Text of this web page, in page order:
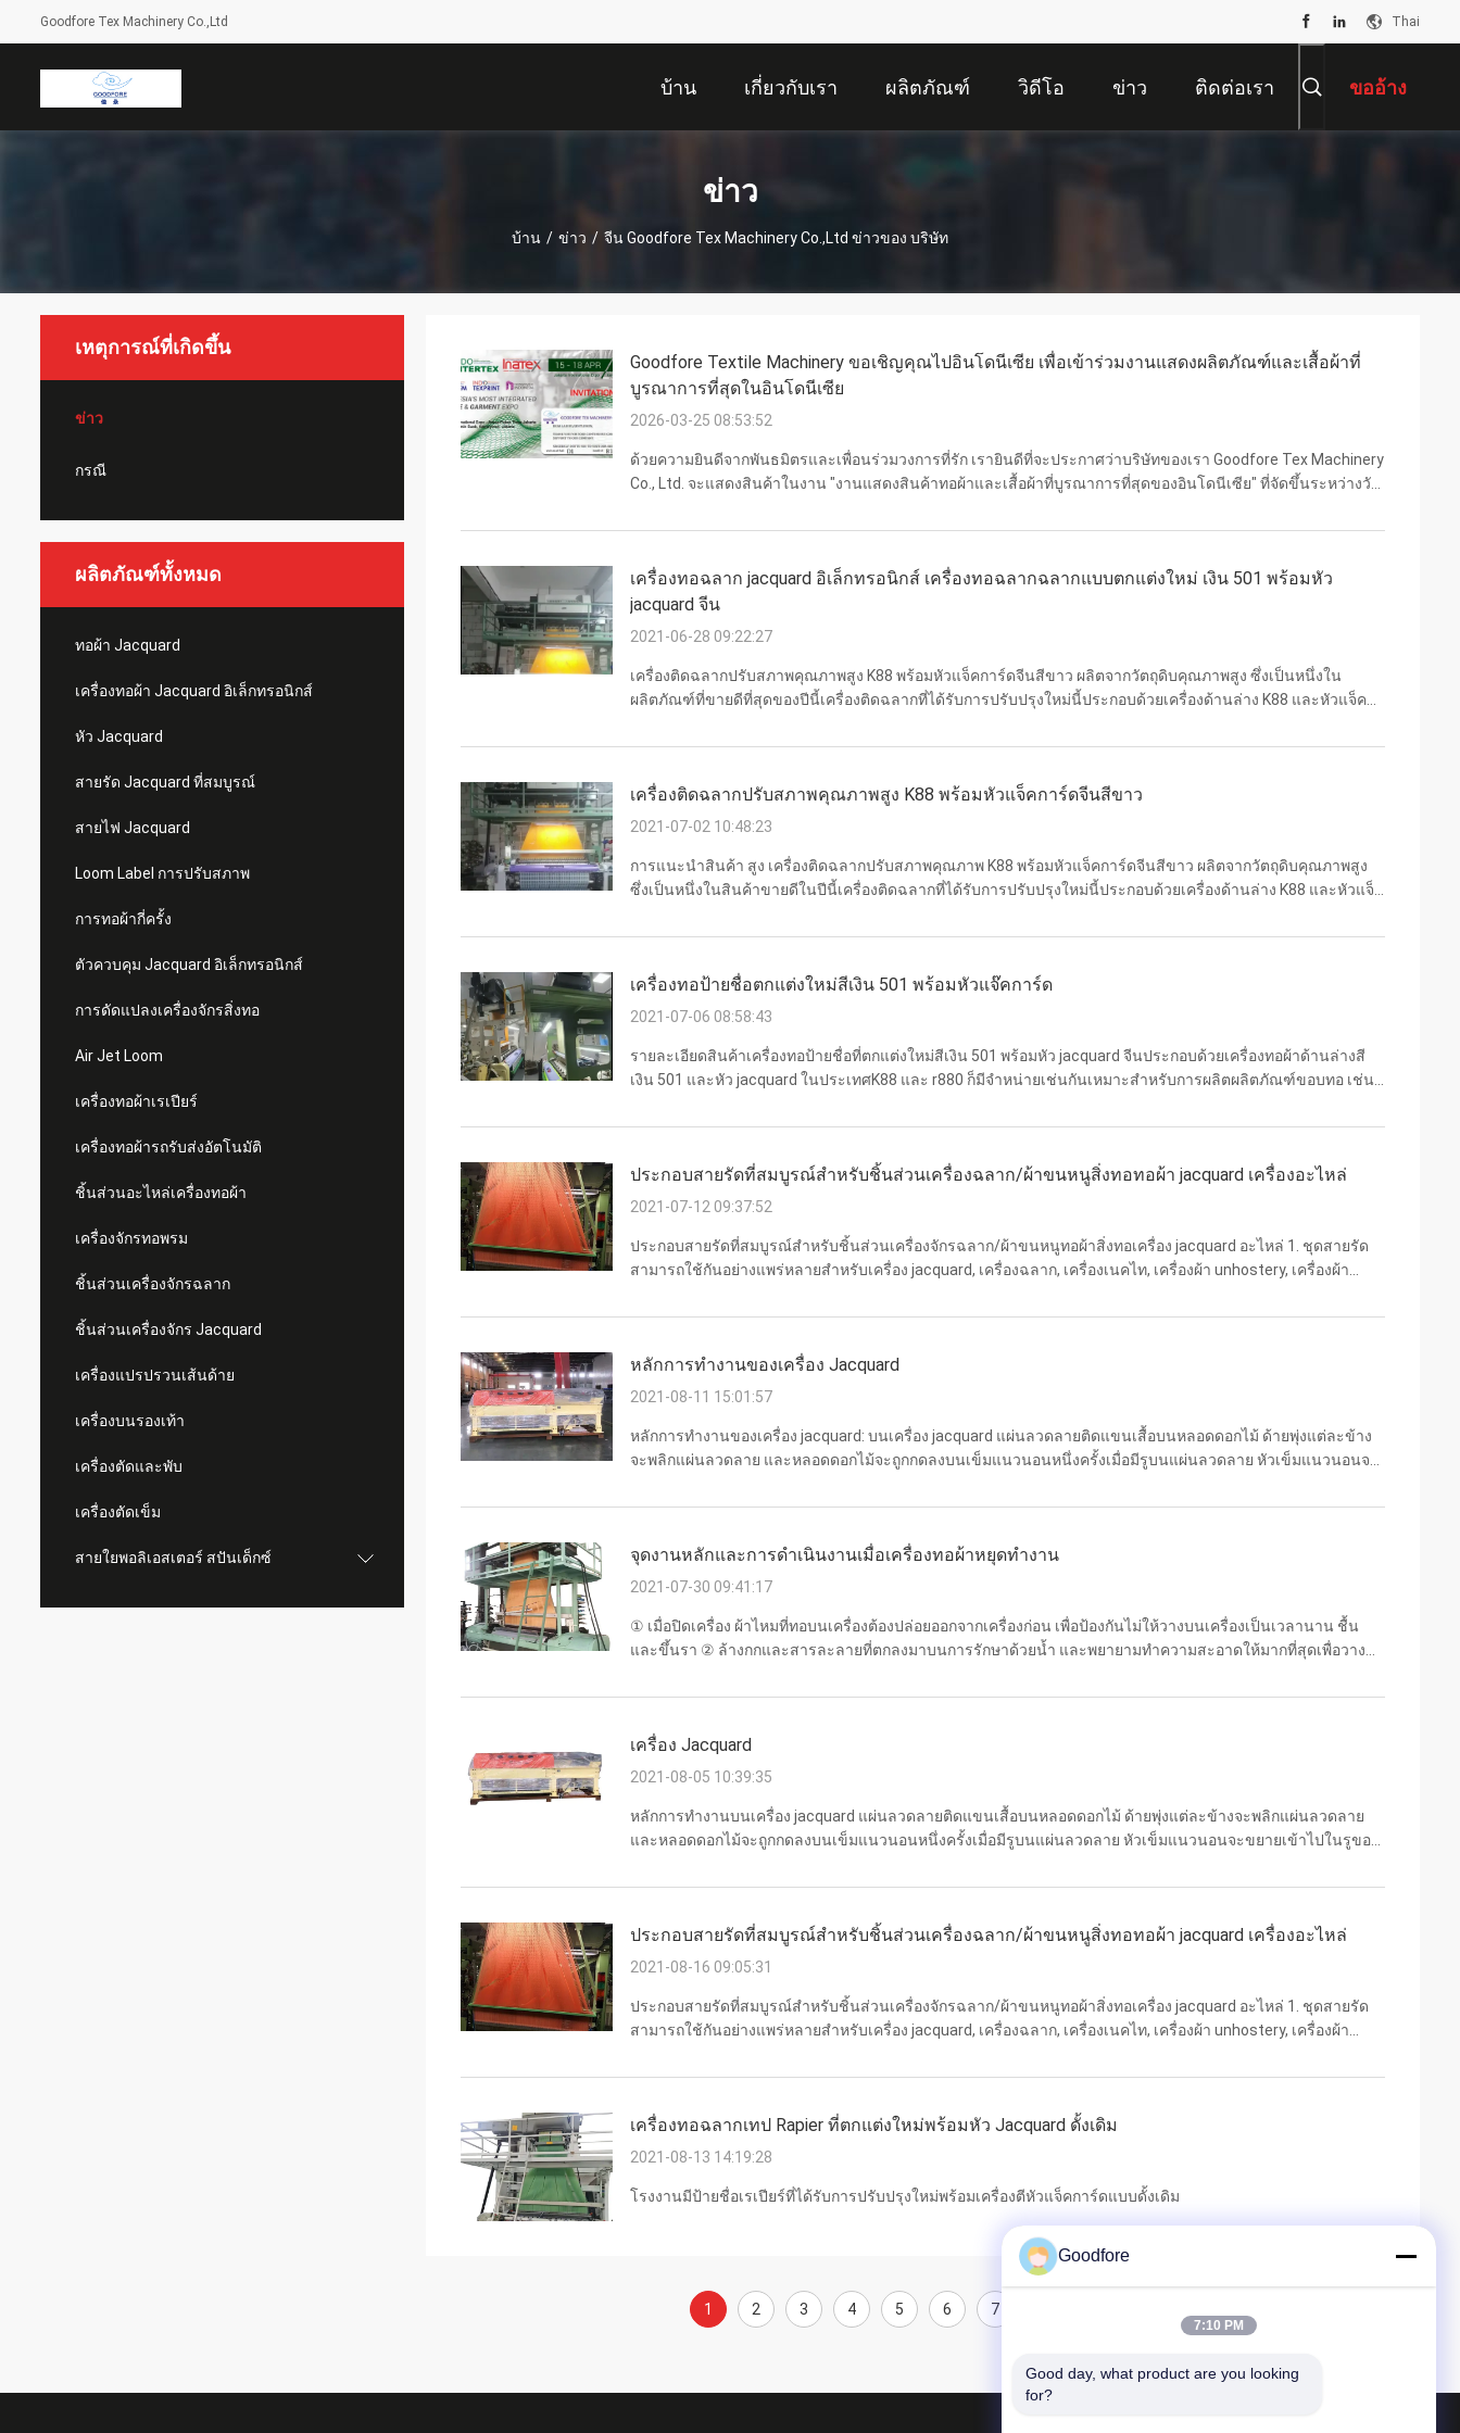
Goodfore Tex Machinery Co.,Ltd Thai
บ้าน เกี่ยวกับเรา ผลิตภัณฑ์ วิดีโอ ข่าว ติดต่อเรา ขออ้าง
ข่าว
บ้าน / ข่าว / จีน Goodfore Tex Machinery Co.,Ltd ข่าวของ บริษัท
เหตุการณ์ที่เกิดขึ้น
ข่าว
กรณี
ผลิตภัณฑ์ทั้งหมด
ทอผ้า Jacquard
เครื่องทอผ้า Jacquard อิเล็กทรอนิกส์
หัว Jacquard
สายรัด Jacquard ที่สมบูรณ์
สายไฟ Jacquard
Loom Label การปรับสภาพ
การทอผ้ากี่ครั้ง
ตัวควบคุม Jacquard อิเล็กทรอนิกส์
การดัดแปลงเครื่องจักรสิ่งทอ
Air Jet Loom
เครื่องทอผ้าเรเปียร์
เครื่องทอผ้ารถรับส่งอัตโนมัติ
ชิ้นส่วนอะไหล่เครื่องทอผ้า
เครื่องจักรทอพรม
ชิ้นส่วนเครื่องจักรฉลาก
ชิ้นส่วนเครื่องจักร Jacquard
เครื่องแปรปรวนเส้นด้าย
เครื่องบนรองเท้า
เครื่องตัดและพับ
เครื่องตัดเข็ม
สายใยพอลิเอสเตอร์ สปันเด็กซ์
Goodfore Textile Machinery ขอเชิญคุณไปอินโดนีเซีย เพื่อเข้าร่วมงานแสดงผลิตภัณฑ์และเสื้อผ้าที่
บูรณาการที่สุดในอินโดนีเซีย
2026-03-25 08:53:52
ด้วยความยินดีจากพันธมิตรและเพื่อนร่วมวงการที่รัก เรายินดีที่จะประกาศว่าบริษัทของเรา Goodfore Tex Machinery
Co., Ltd. จะแสดงสินค้าในงาน "งานแสดงสินค้าทอผ้าและเสื้อผ้าที่บูรณาการที่สุดของอินโดนีเซีย" ที่จัดขึ้นระหว่างวัน
เครื่องทอฉลาก jacquard อิเล็กทรอนิกส์ เครื่องทอฉลากฉลากแบบตกแต่งใหม่ เงิน 501 พร้อมหัว
jacquard จีน
2021-06-28 09:22:27
เครื่องติดฉลากปรับสภาพคุณภาพสูง K88 พร้อมหัวแจ็คการ์ดจีนสีขาว ผลิตจากวัตถุดิบคุณภาพสูง ซึ่งเป็นหนึ่งใน
ผลิตภัณฑ์ที่ขายดีที่สุดของปีนี้เครื่องติดฉลากที่ได้รับการปรับปรุงใหม่นี้ประกอบด้วยเครื่องด้านล่าง K88 และหัวแจ็ค
เครื่องติดฉลากปรับสภาพคุณภาพสูง K88 พร้อมหัวแจ็คการ์ดจีนสีขาว
2021-07-02 10:48:23
การแนะนำสินค้า สูง เครื่องติดฉลากปรับสภาพคุณภาพ K88 พร้อมหัวแจ็คการ์ดจีนสีขาว ผลิตจากวัตถุดิบคุณภาพสูง
ซึ่งเป็นหนึ่งในสินค้าขายดีในปีนี้เครื่องติดฉลากที่ได้รับการปรับปรุงใหม่นี้ประกอบด้วยเครื่องด้านล่าง K88 และหัวแจ็ค
เครื่องทอป้ายชื่อตกแต่งใหม่สีเงิน 501 พร้อมหัวแจ๊คการ์ด
2021-07-06 08:58:43
รายละเอียดสินค้าเครื่องทอป้ายชื่อที่ตกแต่งใหม่สีเงิน 501 พร้อมหัว jacquard จีนประกอบด้วยเครื่องทอผ้าด้านล่างสี
เงิน 501 และหัว jacquard ในประเทศK88 และ r880 ก็มีจำหน่ายเช่นกันเหมาะสำหรับการผลิตผลิตภัณฑ์ขอบทอ เช่น
ประกอบสายรัดที่สมบูรณ์สำหรับชิ้นส่วนเครื่องฉลาก/ผ้าขนหนูสิ่งทอทอผ้า jacquard เครื่องอะไหล่
2021-07-12 09:37:52
ประกอบสายรัดที่สมบูรณ์สำหรับชิ้นส่วนเครื่องจักรฉลาก/ผ้าขนหนูทอผ้าสิ่งทอเครื่อง jacquard อะไหล่ 1. ชุดสายรัด
สามารถใช้กันอย่างแพร่หลายสำหรับเครื่อง jacquard, เครื่องฉลาก, เครื่องเนคไท, เครื่องผ้า unhostery, เครื่องผ้า
หลักการทำงานของเครื่อง Jacquard
2021-08-11 15:01:57
หลักการทำงานของเครื่อง jacquard: บนเครื่อง jacquard แผ่นลวดลายติดแขนเสื้อบนหลอดดอกไม้ ด้ายพุ่งแต่ละข้าง
จะพลิกแผ่นลวดลาย และหลอดดอกไม้จะถูกกดลงบนเข็มแนวนอนหนึ่งครั้งเมื่อมีรูบนแผ่นลวดลาย หัวเข็มแนวนอนจะ
จุดงานหลักและการดำเนินงานเมื่อเครื่องทอผ้าหยุดทำงาน
2021-07-30 09:41:17
① เมื่อปิดเครื่อง ผ้าไหมที่ทอบนเครื่องต้องปล่อยออกจากเครื่องก่อน เพื่อป้องกันไม่ให้วางบนเครื่องเป็นเวลานาน ชื้น
และขึ้นรา ② ล้างกกและสารละลายที่ตกลงมาบนการรักษาด้วยน้ำ และพยายามทำความสะอาดให้มากที่สุดเพื่อวาง
เครื่อง Jacquard
2021-08-05 10:39:35
หลักการทำงานบนเครื่อง jacquard แผ่นลวดลายติดแขนเสื้อบนหลอดดอกไม้ ด้ายพุ่งแต่ละข้างจะพลิกแผ่นลวดลาย
และหลอดดอกไม้จะถูกกดลงบนเข็มแนวนอนหนึ่งครั้งเมื่อมีรูบนแผ่นลวดลาย หัวเข็มแนวนอนจะขยายเข้าไปในรูของ
และ...
ประกอบสายรัดที่สมบูรณ์สำหรับชิ้นส่วนเครื่องฉลาก/ผ้าขนหนูสิ่งทอทอผ้า jacquard เครื่องอะไหล่
2021-08-16 09:05:31
ประกอบสายรัดที่สมบูรณ์สำหรับชิ้นส่วนเครื่องจักรฉลาก/ผ้าขนหนูทอผ้าสิ่งทอเครื่อง jacquard อะไหล่ 1. ชุดสายรัด
สามารถใช้กันอย่างแพร่หลายสำหรับเครื่อง jacquard, เครื่องฉลาก, เครื่องเนคไท, เครื่องผ้า unhostery, เครื่องผ้า
เครื่องทอฉลากเทป Rapier ที่ตกแต่งใหม่พร้อมหัว Jacquard ดั้งเดิม
2021-08-13 14:19:28
โรงงานมีป้ายชื่อเรเปียร์ที่ได้รับการปรับปรุงใหม่พร้อมเครื่องตีหัวแจ็คการ์ดแบบดั้งเดิม
1 2 3 4 5 6 7
Goodfore
7:10 PM
Good day, what product are you looking
for?